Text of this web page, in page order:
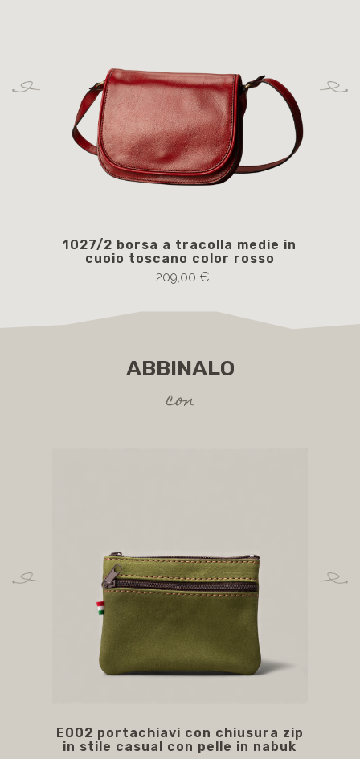
1027/2 borsa a tracolla medie in
cuoio toscano color rosso
209,00 €
ABBINALO
con
E002 portachiavi con chiusura zip
in stile casual con pelle in nabuk